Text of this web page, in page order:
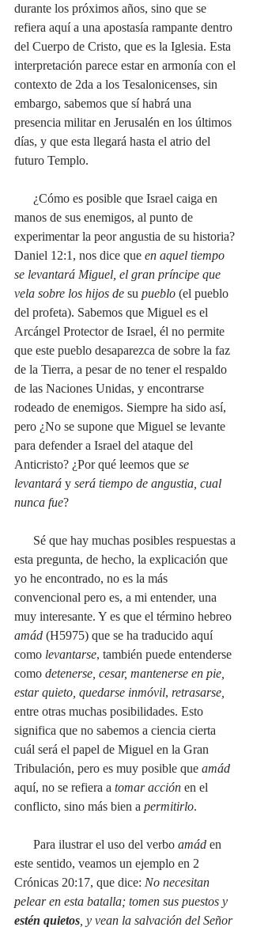
durante los próximos años, sino que se
refiera aquí a una apostasía rampante dentro
del Cuerpo de Cristo, que es la Iglesia. Esta
interpretación parece estar en armonía con el
contexto de 2da a los Tesalonicenses, sin
embargo, sabemos que sí habrá una
presencia militar en Jerusalén en los últimos
días, y que esta llegará hasta el atrio del
futuro Templo.
manos de sus enemigos, al punto de
experimentar la peor angustia de su historia?
Daniel 12:1, nos dice que en aquel tiempo
se levantará Miguel, el gran príncipe que
vela sobre los hijos de su pueblo (el pueblo
del profeta). Sabemos que Miguel es el
Arcángel Protector de Israel, él no permite
que este pueblo desaparezca de sobre la faz
de la Tierra, a pesar de no tener el respaldo
de las Naciones Unidas, y encontrarse
rodeado de enemigos. Siempre ha sido así,
pero ¿No se supone que Miguel se levante
para defender a Israel del ataque del
Anticristo? ¿Por qué leemos que se
levantará y será tiempo de angustia, cual
nunca fue?
esta pregunta, de hecho, la explicación que
yo he encontrado, no es la más
convencional pero es, a mi entender, una
muy interesante. Y es que el término hebreo
amád (H5975) que se ha traducido aquí
como levantarse, también puede entenderse
como detenerse, cesar, mantenerse en pie,
estar quieto, quedarse inmóvil, retrasarse,
entre otras muchas posibilidades. Esto
significa que no sabemos a ciencia cierta
cuál será el papel de Miguel en la Gran
Tribulación, pero es muy posible que amád
aquí, no se refiera a tomar acción en el
conflicto, sino más bien a permitirlo.
      Para ilustrar el uso del verbo
amád en
este sentido, veamos un ejemplo en 2
Crónicas 20:17, que dice: No necesitan
pelear en esta batalla; tomen sus puestos y
estén quietos , y vean la salvación del Señor